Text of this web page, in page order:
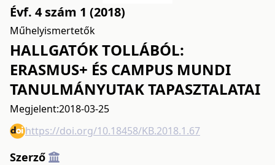
Évf. 4 szám 1 (2018)
Műhelyismertetők
HALLGATÓK TOLLÁBÓL:
ERASMUS+ ÉS CAMPUS MUNDI
TANULMÁNYUTAK TAPASZTALATAI
Megjelent:2018-03-25
https://doi.org/10.18458/KB.2018.1.67
Szerző